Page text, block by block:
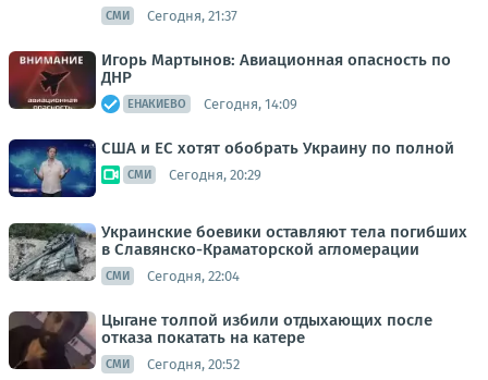
СМИ Сегодня, 21:37
Игорь Мартынов: Авиационная опасность по
ДНР
ЕНАКИЕВО Сегодня, 14:09
США и ЕС хотят обобрать Украину по полной
СМИ Сегодня, 20:29
Украинские боевики оставляют тела погибших
в Славянско-Краматорской агломерации
СМИ Сегодня, 22:04
Цыгане толпой избили отдыхающих после
отказа покатать на катере
СМИ Сегодня, 20:52